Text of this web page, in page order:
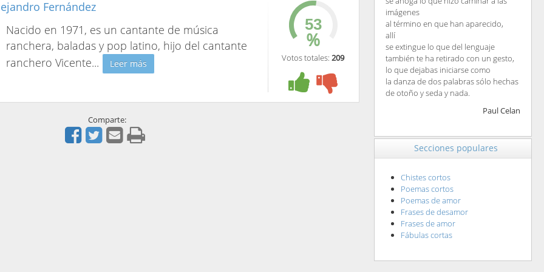
Fernández
Nacido en 1971, es un cantante de música
ranchera, baladas y pop latino, hijo del cantante
ranchero Vicente... Leer más
%
Votos totales: 209
Comparte:
imágenes
al término en que han aparecido,
allí
se extingue lo que del lenguaje
también te ha retirado con un gesto,
lo que dejabas iniciarse como
la danza de dos palabras sólo hechas
de otoño y seda y nada.
Paul Celan
Secciones populares
Chistes cortos
Poemas cortos
Poemas de amor
Frases de desamor
Frases de amor
Fábulas cortas